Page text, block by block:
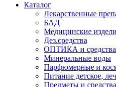
Каталог
Лекарственные
БАД
Медицинские
Дез.средства
ОПТИКА и средства
Минеральные воды
Парфюмерные и
Питание детское,
Предметы и